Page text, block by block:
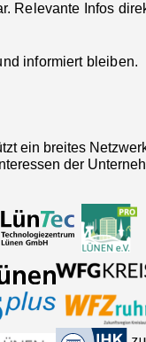
Relevante Infos
informiert bleiben.
ein breites
der